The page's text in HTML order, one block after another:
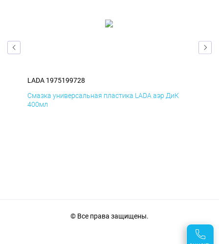
LADA 1975199728
Смазка универсальная пластика LADA аэр ДиК
400мл
© Все права защищены.